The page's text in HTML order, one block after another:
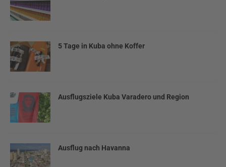
5 Tage in Kuba ohne Koffer
Ausflugsziele Kuba Varadero und Region
Ausflug nach Havanna